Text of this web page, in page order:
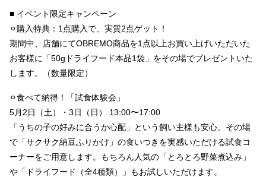
■ イベント限定キャンペーン
⚪︎購入特典：1点購入で、実質2点ゲット！
期間中、店舗にてOBREMO商品を1点以上お買い上げいただいた
お客様に「50gドライフード本品1袋」をその場でプレゼントいた
します。（数量限定）
⚪︎食べて納得！「試食体験会」
5月2日（土）・3日（日） 13:00〜17:00
「うちの子の好みに合うか心配」という飼い主様も安心。その場
で「サクサク納豆ふりかけ」の食いつきを実感いただける試食コ
ーナーをご用意します。もちろん人気の「とろとろ野菜煮込み」
や「ドライフード（全4種類）」もお試しいただけます。